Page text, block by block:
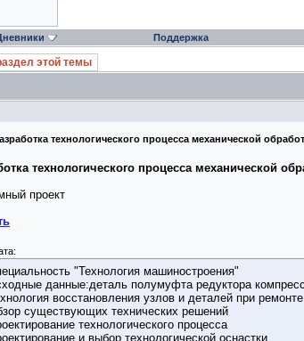
Поддержка
этой темы
технологического процесса механической
технологического процесса механической
проект
"Технология машиностроения"
данные:деталь полумуфта редуктора
восстановления узлов и деталей при
существующих технических решений
технологического процесса
и выбор технологической оснастки